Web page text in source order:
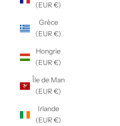
(EUR €)
Grèce
(EUR €)
Hongrie
(EUR €)
Île de Man
(EUR €)
Irlande
(EUR €)